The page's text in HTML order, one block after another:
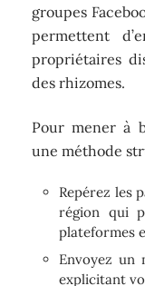
groupes
permettent
propriétaires
des rhizomes.
Pour mener à
une méthode
Repérez les
région qui
plateformes
Envoyez un
explicitant